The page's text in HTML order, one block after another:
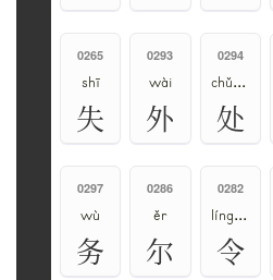
0265
shī
失
0293
wài
外
0294
chǔ、chù
处
0297
wù
务
0286
ěr
尔
0282
líng、lǐng、lìng
令